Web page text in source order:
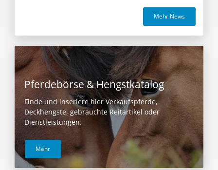
Mehr News
Pferdebörse & Hengstkatalog
Finde und inseriere hier Verkaufspferde,
Deckhengste, gebrauchte Reitartikel oder
Dienstleistungen.
Mehr